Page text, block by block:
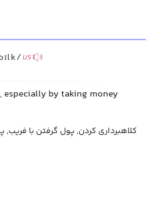
US
especially by taking money
کلاهبرداری کردن, پول گرفتن با